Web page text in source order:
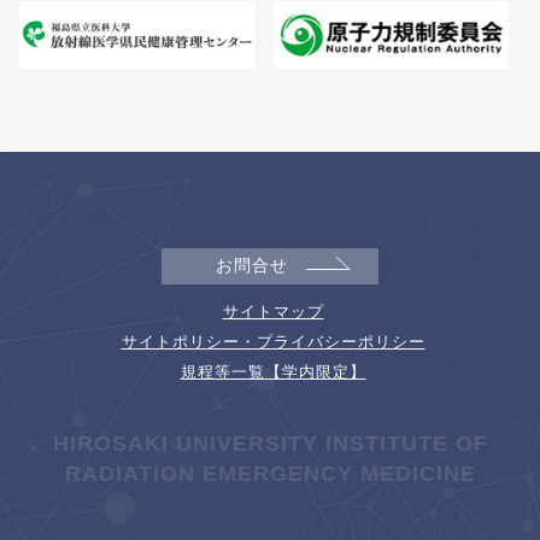
お問合せ
サイトマップ
サイトポリシー・プライバシーポリシー
規程等一覧【学内限定】
HIROSAKI UNIVERSITY INSTITUTE OF
RADIATION EMERGENCY MEDICINE